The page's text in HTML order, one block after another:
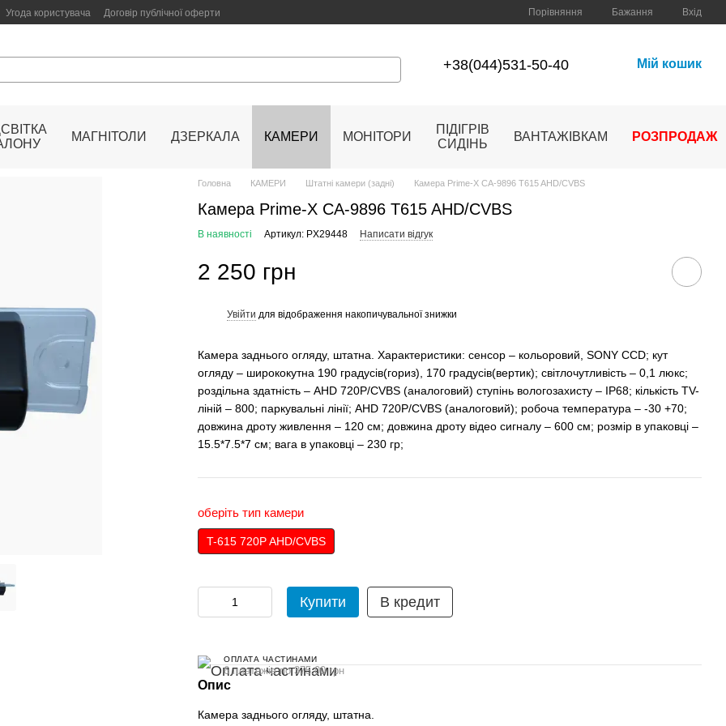
Угода користувача Договір публічної оферти Порівняння Бажання Вхід
+38(044)531-50-40 Мій кошик
МАГНІТОЛИ ДЗЕРКАЛА КАМЕРИ МОНІТОРИ
ПІДІГРІВ
СИДІНЬ
ВАНТАЖІВКАМ РОЗПРОДАЖ
Головна КАМЕРИ Штатні камери (задні) Камера Prime-X CA-9896 T615 AHD/CVBS
Камера Prime-X CA-9896 T615 AHD/CVBS
В наявності Артикул: PX29448 Написати відгук
2 250 грн
Увійти для відображення накопичувальної знижки
Камера заднього огляду, штатна. Характеристики: сенсор – кольоровий, SONY CCD; кут
огляду – ширококутна 190 градусів(гориз), 170 градусів(вертик); світлочутливість – 0,1 люкс;
роздільна здатність – AHD 720P/CVBS (аналоговий) ступінь вологозахисту – IP68; кількість TV-
ліній – 800; паркувальні лінії; AHD 720P/CVBS (аналоговий); робоча температура – -30 +70;
довжина дроту живлення – 120 см; довжина дроту відео сигналу – 600 см; розмір в упаковці –
15.5*7.5*7 см; вага в упаковці – 230 гр;
оберіть тип камери
T-615 720P AHD/CVBS
Купити В кредит
ОПЛАТА ЧАСТИНАМИ
6 платежів по 375.00 грн
Опис
Камера заднього огляду, штатна.